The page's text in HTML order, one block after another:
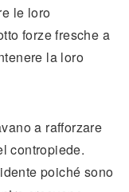
le loro
forze fresche a
la loro
a rafforzare
contropiede.
poiché sono